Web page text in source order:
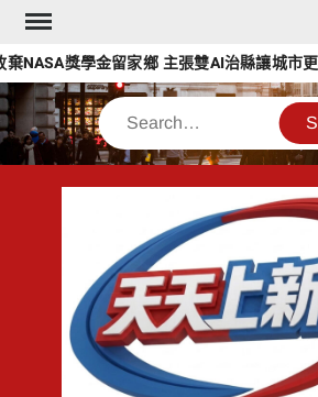
Skip
content獎學金留家鄉 主張雙AI治縣讓城市更
Search